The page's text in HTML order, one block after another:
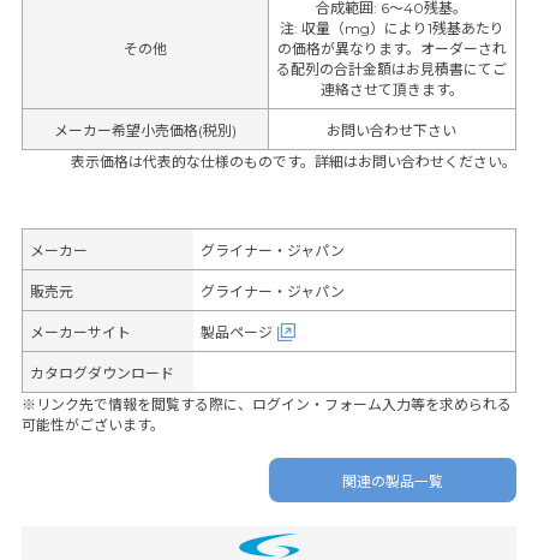
その他
合成範囲: 6～40残基。
注: 収量（mg）により1残基あたり
の価格が異なります。オーダーされ
る配列の合計金額はお見積書にてご
連絡させて頂きます。
メーカー希望小売価格(税別)
お問い合わせ下さい
表示価格は代表的な仕様のものです。詳細はお問い合わせください。
メーカー グライナー・ジャパン
販売元 グライナー・ジャパン
メーカーサイト 製品ページ
カタログダウンロード
※リンク先で情報を閲覧する際に、ログイン・フォーム入力等を求められる
可能性がございます。
関連の製品一覧